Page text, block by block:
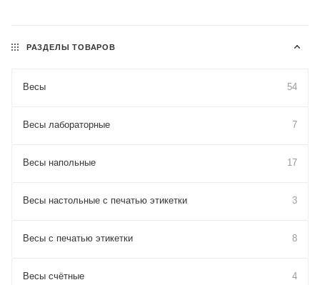
РАЗДЕЛЫ ТОВАРОВ
Весы 54
Весы лабораторные 7
Весы напольные 17
Весы настольные с печатью этикетки 3
Весы с печатью этикетки 8
Весы счётные 4